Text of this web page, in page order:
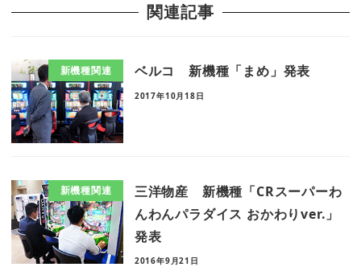
関連記事
新機種関連 ベルコ 新機種「まめ」発表
2017年10月18日
新機種関連
三洋物産 新機種「CRスーパーわ
んわんパラダイス おかわりver.」
発表
2016年9月21日